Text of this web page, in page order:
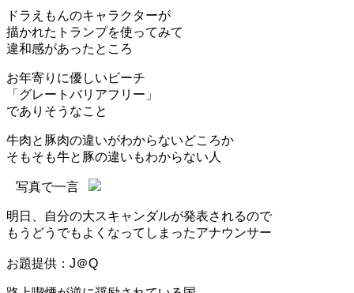
ドラえもんのキャラクターが
描かれたトランプを使ってみて
違和感があったところ
お年寄りに優しいビーチ
「グレートバリアフリー」
でありそうなこと
牛肉と豚肉の違いがわからないどころか
そもそも牛と豚の違いもわからない人
写真で一言
明日、自分の大スキャンダルが発表されるので
もうどうでもよくなってしまったアナウンサー
お題提供：J＠Q